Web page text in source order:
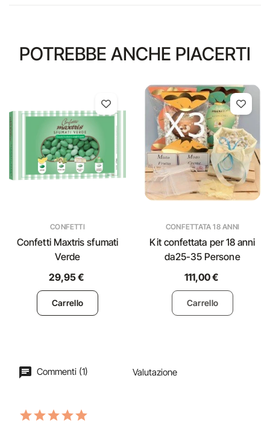
POTREBBE ANCHE PIACERTI
CONFETTI
Confetti Maxtris sfumati
Verde
29,95 €
Carrello
CONFETTATA 18 ANNI
Kit confettata per 18 anni
da25-35 Persone
111,00 €
Carrello
Commenti (1) Valutazione